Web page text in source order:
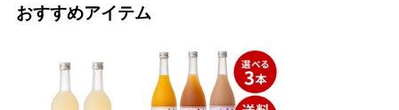
おすすめアイテム